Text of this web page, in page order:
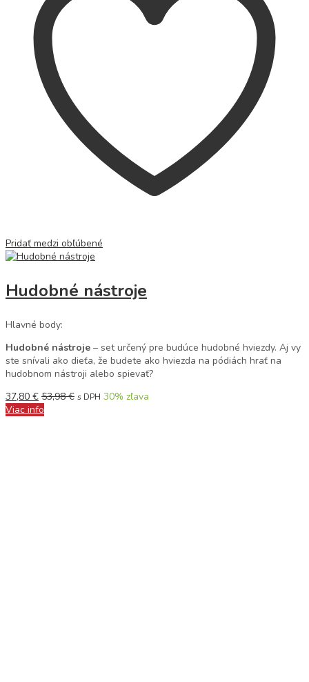
Pridať medzi obľúbené
Hudobné nástroje
Hlavné body:
Hudobné nástroje – set určený pre budúce hudobné hviezdy. Aj vy
ste snívali ako dieťa, že budete ako hviezda na pódiách hrať na
hudobnom nástroji alebo spievať?
37,80 € 53,98€ s DPH 30% zľava
Viac info